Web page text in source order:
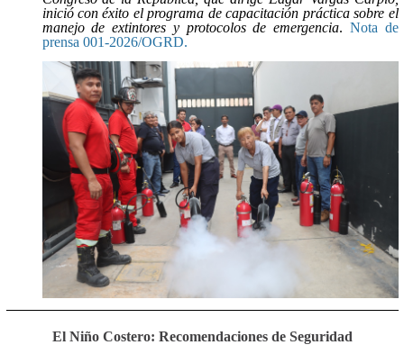
inició con éxito el programa de capacitación práctica sobre el
manejo de extintores y protocolos de emergencia. Nota de
prensa 001-2026/OGRD.
El Niño Costero: Recomendaciones de Seguridad